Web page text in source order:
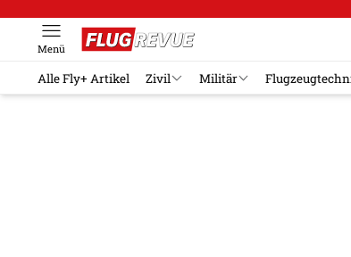
Menü
Alle Fly+ Artikel Zivil Militär